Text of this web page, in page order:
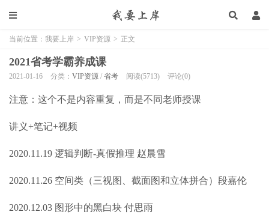
当前位置： 我要上岸 > VIP资源 > 正文
2021省考学霸养成课
2021-01-16 分类： VIP资源 / 省考 阅读(5713) 评论(0)
注意：这个不是内容重复，而是不同老师授课
讲义+笔记+视频
2020.11.19 逻辑判断-真假推理 赵晨雪
2020.11.26 空间类（三视图、截面图和立体拼合）段嘉伦
2020.12.03 图形中的黑白块 付思雨